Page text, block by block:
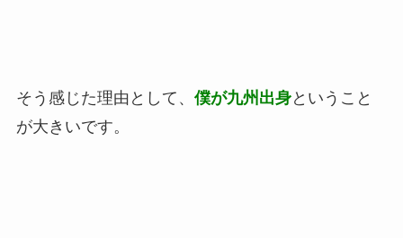
そう感じた理由として、 僕が九州出身ということ
が大きいです。